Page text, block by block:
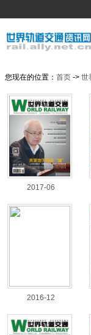
您现在的位置： 首页 -> 世
2017-06
2016-12